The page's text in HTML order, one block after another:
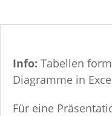
Info: Tabellen
Diagramme in
Für eine